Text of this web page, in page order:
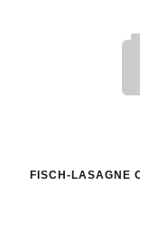
FISCH-LASAGNE